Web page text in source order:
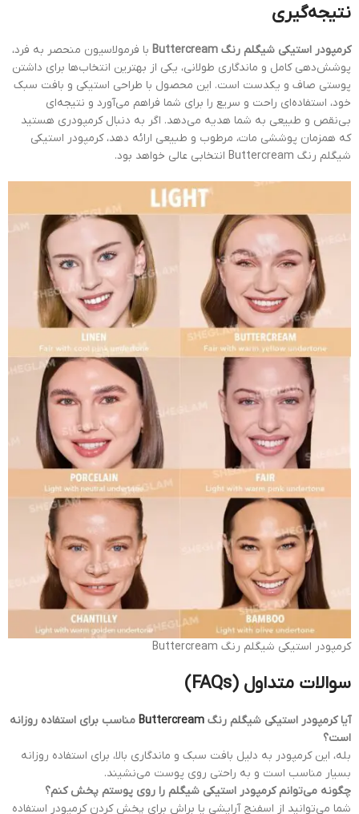
نتیجه‌گیری
کرمپودر استیکی شیگلم رنگ Buttercream
با فرمولاسیون منحصر به فرد،
پوشش‌دهی کامل و ماندگاری طولانی، یکی از بهترین انتخاب‌ها برای داشتن
پوستی صاف و یکدست است. این محصول با طراحی استیکی و بافت سبک
خود، استفاده‌ای راحت و سریع را برای شما فراهم می‌آورد و نتیجه‌ای
بی‌نقص و طبیعی به شما هدیه می‌دهد. اگر به دنبال کرمپودری هستید
که همزمان پوششی مات، مرطوب و طبیعی ارائه دهد، کرمپودر استیکی
شیگلم رنگ Buttercream انتخابی عالی خواهد بود.
کرمپودر استیکی شیگلم رنگ Buttercream
سوالات متداول (FAQs)
آیا کرمپودر استیکی شیگلم رنگ Buttercream مناسب برای استفاده روزانه
است؟
بله، این کرمپودر به دلیل بافت سبک و ماندگاری بالا، برای استفاده روزانه
بسیار مناسب است و به راحتی روی پوست می‌نشیند.
چگونه می‌توانم کرمپودر استیکی شیگلم را روی پوستم پخش کنم؟
شما می‌توانید از اسفنج آرایشی یا براش برای پخش کردن کرمپودر استفاده